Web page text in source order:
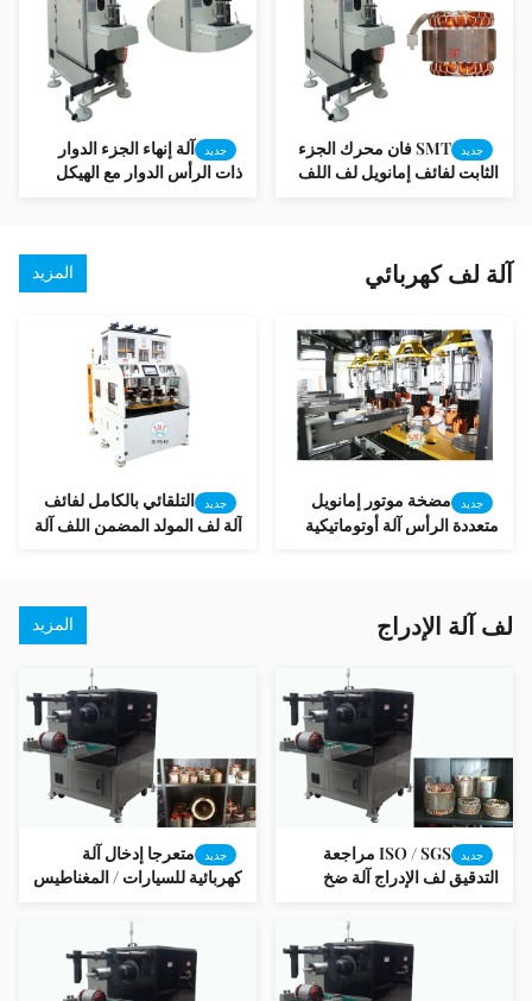
جديد
SMT فان محرك الجزء
الثابت لفائف إمانويل لف اللف
جديد آلة إنهاء الجزء الدوار
ذات الرأس الدوار مع الهيكل
آلة لف كهربائي المزيد
جديد
مضخة موتور إمانويل
متعددة الرأس آلة أوتوماتيكية
جديد
التلقائي بالكامل لفائف
آلة لف المولد المضمن اللف آلة
لف آلة الإدراج المزيد
جديد
ISO / SGS مراجعة
التدقيق لف الإدراج آلة ضخ
جديد
متعرجا إدخال آلة
كهربائية للسيارات / المغناطيس